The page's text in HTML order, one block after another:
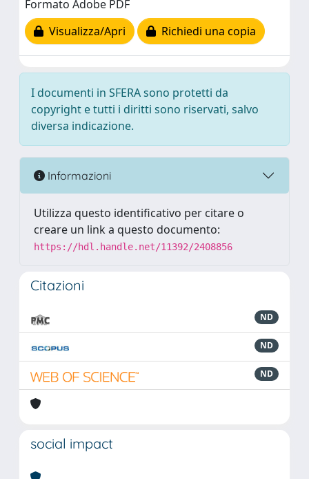
Formato Adobe PDF
Visualizza/Apri
Richiedi una copia
I documenti in SFERA sono protetti da
copyright e tutti i diritti sono riservati, salvo
diversa indicazione.
Informazioni
Utilizza questo identificativo per citare o
creare un link a questo documento:
https://hdl.handle.net/11392/2408856
Citazioni
ND
ND
ND
social impact